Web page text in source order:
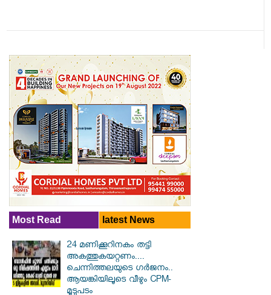
Most Read latest News
24 മണിക്കൂറിനകം തട്ടി
അകത്തുകയറ്റണം....
ചെന്നിത്തലയുടെ ഗർജനം..
ആയങ്കിയിലൂടെ വീഴും CPM-
മൂടുപടം